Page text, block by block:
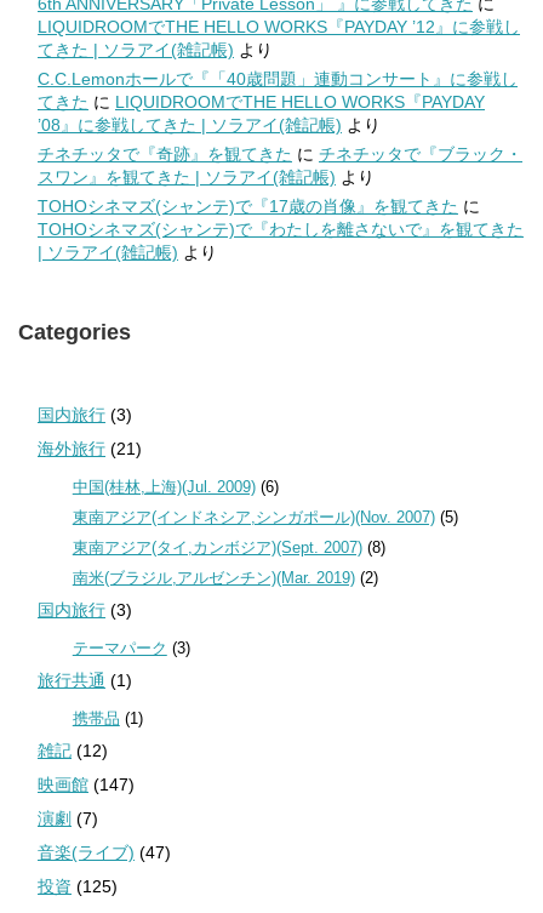
LIQUIDROOMでTHE HELLO WORKS『PAYDAY ’12』に参戦し
てきた | ソラアイ(雑記帳) より
C.C.Lemonホールで『「40歳問題」連動コンサート』に参戦し
てきた に LIQUIDROOMでTHE HELLO WORKS『PAYDAY
’08』に参戦してきた | ソラアイ(雑記帳) より
チネチッタで『奇跡』を観てきた に チネチッタで『ブラック・
スワン』を観てきた | ソラアイ(雑記帳) より
TOHOシネマズ(シャンテ)で『17歳の肖像』を観てきた に
TOHOシネマズ(シャンテ)で『わたしを離さないで』を観てきた
| ソラアイ(雑記帳) より
Categories
国内旅行 (3)
海外旅行 (21)
中国(桂林,上海)(Jul. 2009)(6)
東南アジア(インドネシア,シンガポール)(Nov. 2007)(5)
東南アジア(タイ,カンボジア)(Sept. 2007)(8)
南米(ブラジル,アルゼンチン)(Mar. 2019)(2)
国内旅行 (3)
テーマパーク (3)
旅行共通 (1)
携帯品 (1)
雑記 (12)
映画館 (147)
演劇 (7)
音楽(ライブ) (47)
投資 (125)